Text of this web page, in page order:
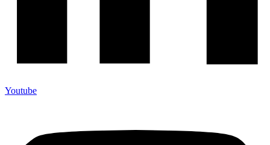
Youtube